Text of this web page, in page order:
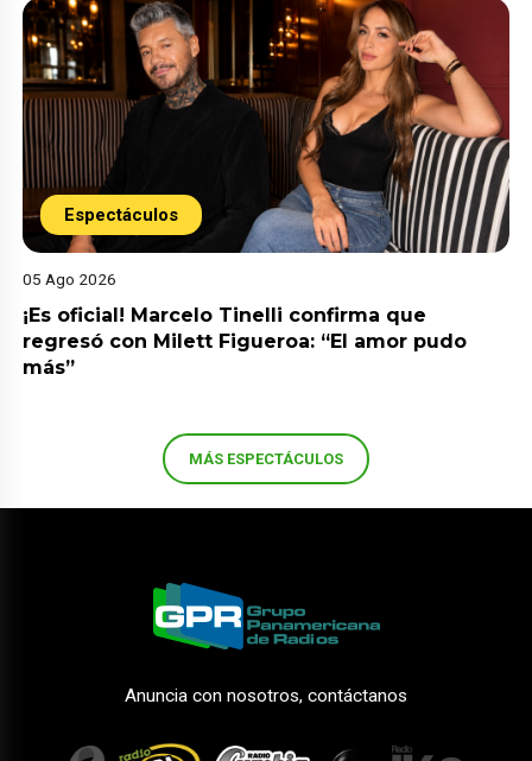
Espectáculos
05 Ago 2026
¡Es oficial! Marcelo Tinelli confirma que
regresó con Milett Figueroa: “El amor pudo
más”
MÁS ESPECTÁCULOS
Anuncia con nosotros, contáctanos